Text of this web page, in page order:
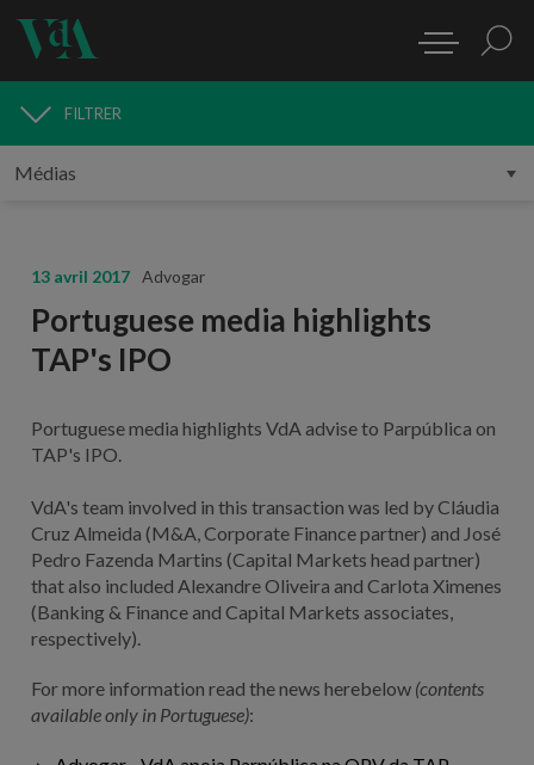
MÉDIAS
FILTRER
13 avril 2017 Advogar
Portuguese media highlights
TAP's IPO
Portuguese media highlights VdA advise to Parpública on
TAP's IPO.
VdA's team involved in this transaction was led by Cláudia
Cruz Almeida (M&A, Corporate Finance partner) and José
Pedro Fazenda Martins (Capital Markets head partner)
that also included Alexandre Oliveira and Carlota Ximenes
(Banking & Finance and Capital Markets associates,
respectively).
For more information read the news herebelow (contents
available only in Portuguese):